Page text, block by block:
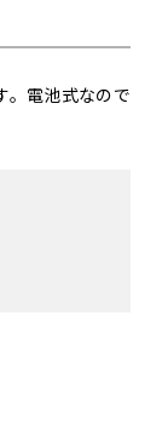
。電池式なので